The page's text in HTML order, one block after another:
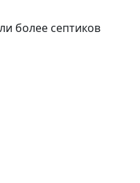
более септиков